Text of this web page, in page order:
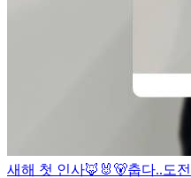
새해 첫 인사🦊🐰🐻춥다..도전